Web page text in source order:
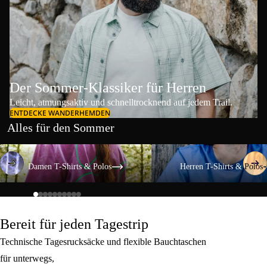
Der Sommer-Klassiker für Herren
Leicht, atmungsaktiv und schnelltrocknend auf jedem Trail.
ENTDECKE WANDERHEMDEN
Alles für den Sommer
Damen T-Shirts & Polos
Damen T-Shirts & Polos
Herren T-Shirts & Polos
Herren T-Shirts & Polos
Bereit für jeden Tagestrip
Technische Tagesrucksäcke und flexible Bauchtaschen
für unterwegs,